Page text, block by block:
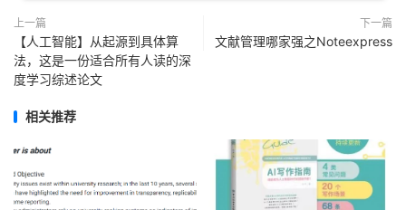
上一篇
【人工智能】从起源到具体算
法，这是一份适合所有人读的深
度学习综述论文
下一篇
文献管理哪家强之Noteexpress
相关推荐